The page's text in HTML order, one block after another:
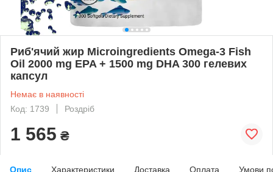
Риб'ячий жир Microingredients Omega-3 Fish
Oil 2000 mg EPA + 1500 mg DHA 300 гелевих
капсул
Немає в наявності
Код: 1739
Роздріб
1 565 ₴
Опис Характеристики Доставка Оплата Умови